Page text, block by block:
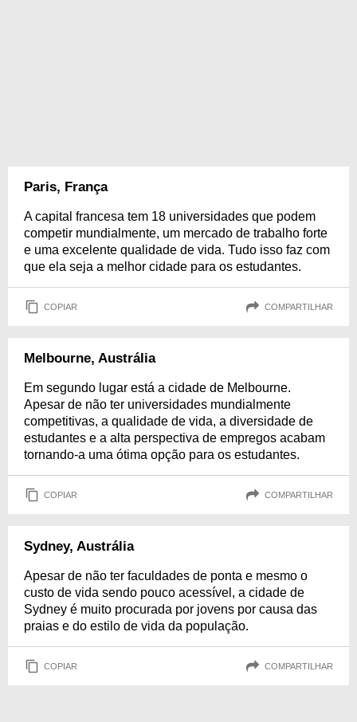
Paris, França
A capital francesa tem 18 universidades que podem
competir mundialmente, um mercado de trabalho forte
e uma excelente qualidade de vida. Tudo isso faz com
que ela seja a melhor cidade para os estudantes.
COPIAR COMPARTILHAR
Melbourne, Austrália
Em segundo lugar está a cidade de Melbourne.
Apesar de não ter universidades mundialmente
competitivas, a qualidade de vida, a diversidade de
estudantes e a alta perspectiva de empregos acabam
tornando-a uma ótima opção para os estudantes.
COPIAR COMPARTILHAR
Sydney, Austrália
Apesar de não ter faculdades de ponta e mesmo o
custo de vida sendo pouco acessível, a cidade de
Sydney é muito procurada por jovens por causa das
praias e do estilo de vida da população.
COPIAR COMPARTILHAR